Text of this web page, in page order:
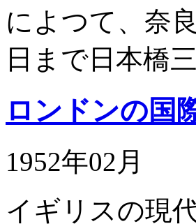
によつて、奈
日まで日本橋
ロンドンの国
1952年02月
イギリスの現